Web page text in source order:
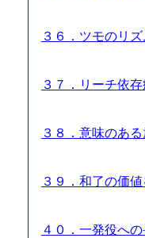
３６．ツモのリ
３７．リーチ依
３８．意味のあ
３９．和了の価
４０．一発役へ